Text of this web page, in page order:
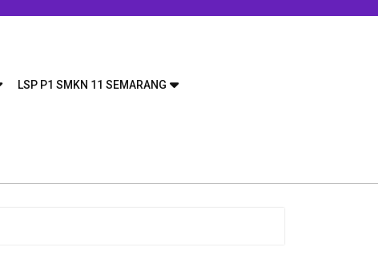
LSP P1 SMKN 11 SEMARANG